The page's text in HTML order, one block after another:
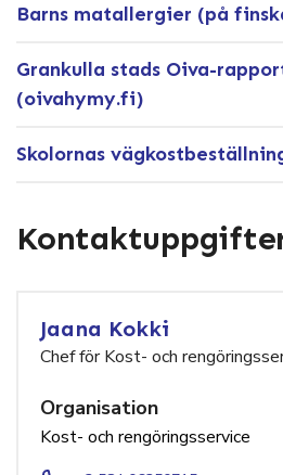
Barns matallergier (på
Grankulla stads Oiva-
(oivahymy.fi)
Skolornas
Jaana Kokki
Chef för Kost- och
Organisation
Kost- och rengöringsservice